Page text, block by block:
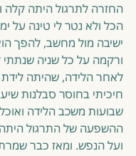
החזרה לתרגול היתה קלה
הכל ולא נטר לי טינה על
ישיבה מול מחשב, להפך
ורקמה על כל שניה שנתתי
לאחר הלידה, שהיתה
חיכיתי בחוסר סבלנות
שבועות משכב הלידה
ההשפעה של התרגול היתה
ועל הנפש. ומאז כבר